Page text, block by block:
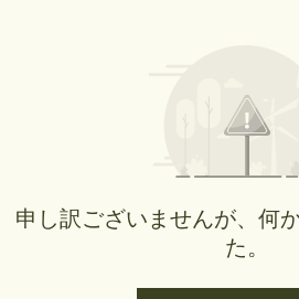
申し訳ございませんが、何
た。